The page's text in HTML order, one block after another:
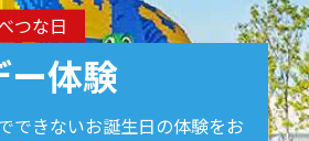
つな日
ー体験
できないお誕生日の体験をお